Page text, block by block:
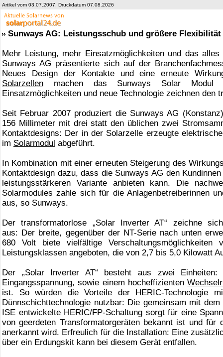
Artikel vom 03.07.2007, Druckdatum 07.08.2026
Sunways AG: Leistungsschub und größere Flexibilität
Mehr Leistung, mehr Einsatzmöglichkeiten und das
Sunways AG präsentierte sich auf der
Neues Design der Kontakte und eine erneute
Solarzellen machen das Sunways Solar Modul
Einsatzmöglichkeiten und neue Technologie zeichnen den
Seit Februar 2007 produziert die Sunways AG
156 Millimeter mit drei statt den üblichen zwei
Kontaktdesigns: Der in der Solarzelle erzeugte
im Solarmodul abgeführt.
In Kombination mit einer erneuten Steigerung des
Kontaktdesign dazu, dass die Sunways AG den
leistungsstärkeren Variante anbieten kann. Die
Solarmodules zahle sich für die Anlagenbetreiberinnen
aus, so Sunways.
Der transformatorlose „Solar Inverter AT“ zeichne
aus: Der breite, gegenüber der NT-Serie nach unten
680 Volt biete vielfältige
Leistungsklassen angeboten, die von 2,7 bis 5,0 Kilowatt
Der „Solar Inverter AT“ besteht aus zwei
Eingangsspannung, sowie einem hocheffizienten
ist. So würden die Vorteile der HERIC-Technologie
Dünnschichttechnologie nutzbar: Die gemeinsam mit
ISE entwickelte HERIC/FP-Schaltung sorgt für eine
von geerdeten Transformatorgeräten bekannt ist und für
anerkannt wird. Erfreulich für die Installation: Eine
über ein Erdungskit kann bei diesem Gerät entfallen.